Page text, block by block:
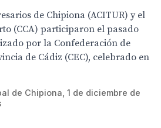
de Chipiona (ACITUR) y el
(CCA) participaron el pasado
por la Confederación de
de Cádiz (CEC), celebrado en
de Chipiona, 1 de diciembre de